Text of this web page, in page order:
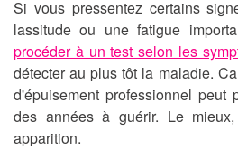
Si vous pressentez certains
lassitude ou une fatigue
procéder à un test selon les
détecter au plus tôt la maladie.
d'épuisement professionnel peut
des années à guérir. Le
apparition.